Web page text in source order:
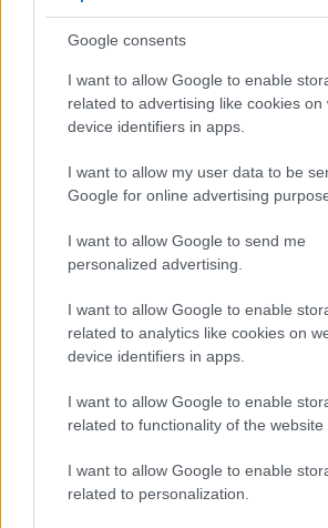
Google consents
I want to allow Google to enable
related to advertising like cookies on
device identifiers in apps.
I want to allow my user data to be
Google for online advertising
I want to allow Google to send me
personalized advertising.
I want to allow Google to enable
related to analytics like cookies on
device identifiers in apps.
I want to allow Google to enable
related to functionality of the website
I want to allow Google to enable
related to personalization.
Mostre a Parigi estate 2026: cosa
spazi espositivi
Beatrice Bonaventura · 9 Ago 2026
LIFESTYLE